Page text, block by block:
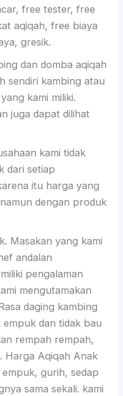
free tester, free
aqiqah, free biaya
gresik.
dan domba aqiqah
sendiri kambing atau
kami miliki.
juga dapat dilihat
kami tidak
dari setiap
itu harga yang
dengan produk
Masakan yang kami
andalan
pengalaman
mengutamakan
daging kambing
empuk dan tidak bau
rempah rempah,
Harga Aqiqah Anak
gurih, sedap
sama sekali. kami